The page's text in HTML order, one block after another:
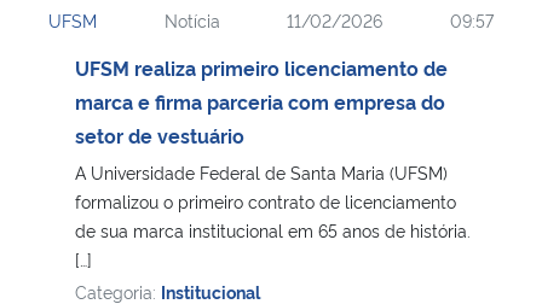
Ministério da Cidadania
Ministério de Minas e Energia
Ministério da Ciência, Tecnologia, Inovações e Comunicações
UFSM Notícia 11/02/2026 09:57
UFSM realiza primeiro licenciamento de
marca e firma parceria com empresa do
setor de vestuário
A Universidade Federal de Santa Maria (UFSM)
formalizou o primeiro contrato de licenciamento
de sua marca institucional em 65 anos de história.
[…]
Categoria: Institucional